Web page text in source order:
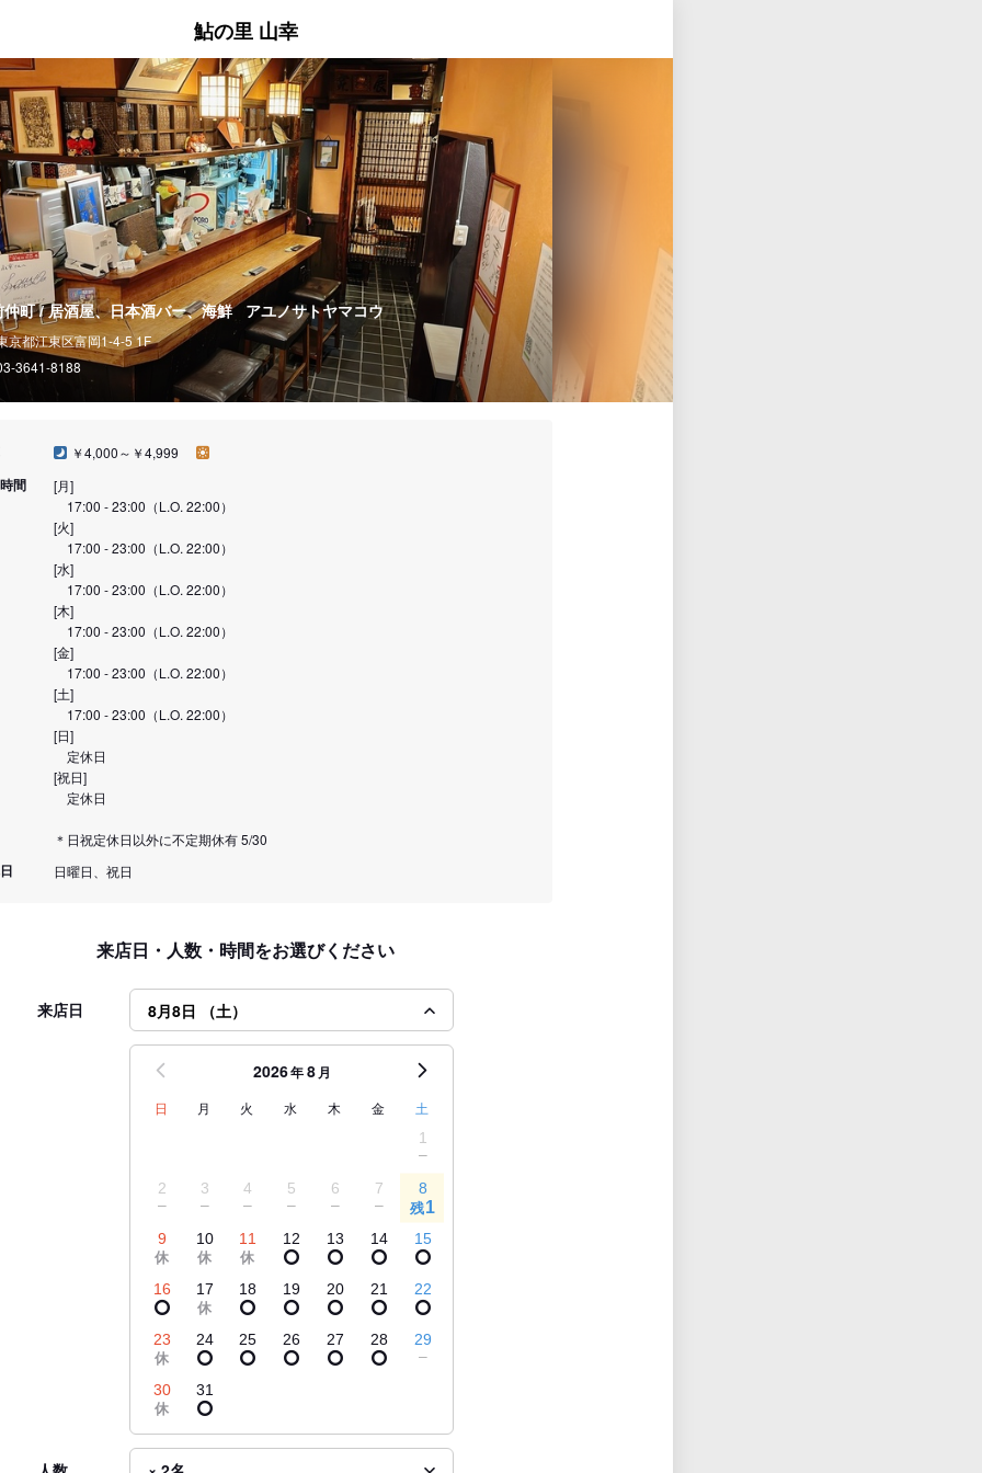
鮎の里 山幸
仲町 / 居酒屋、日本酒バー、海鮮 アユノサトヤマコウ
京都江東区富岡1-4-5 1F
3641-8188
￥4,000～￥4,999
間
[月]
17:00 - 23:00（L.O. 22:00）
[火]
17:00 - 23:00（L.O. 22:00）
[水]
17:00 - 23:00（L.O. 22:00）
[木]
17:00 - 23:00（L.O. 22:00）
[金]
17:00 - 23:00（L.O. 22:00）
[土]
17:00 - 23:00（L.O. 22:00）
[日]
定休日
[祝日]
定休日
＊日祝定休日以外に不定期休有 5/30
日曜日、祝日
来店日・人数・時間をお選びください
来店日 8月8日 （土）
2026年8月
日 月 火 水 木 金 土
1
2 3 4 5 6 7 8
残1
9 10 11 12 13 14 15
16 17 18 19 20 21 22
23 24 25 26 27 28 29
30 31